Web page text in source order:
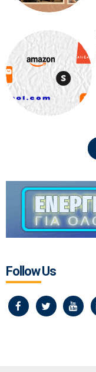
Follow Us